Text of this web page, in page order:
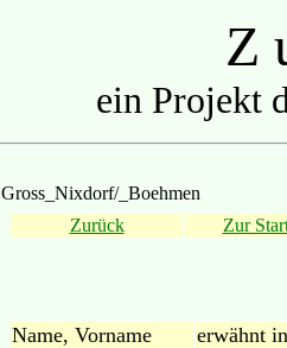
Z
ein Projekt
Gross_Nixdorf/_Boehmen
Zurück
Zur
Name, Vorname erwähnt in